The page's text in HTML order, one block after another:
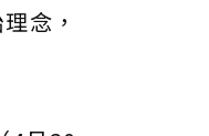
念，